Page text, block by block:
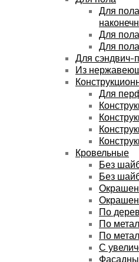
Для
Для
Для
Для сэндвич-
Из
Для
Кровельные
Без
Без
По
По
По
С